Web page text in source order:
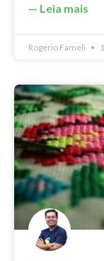
— Leia mais
Rogerio Fameli